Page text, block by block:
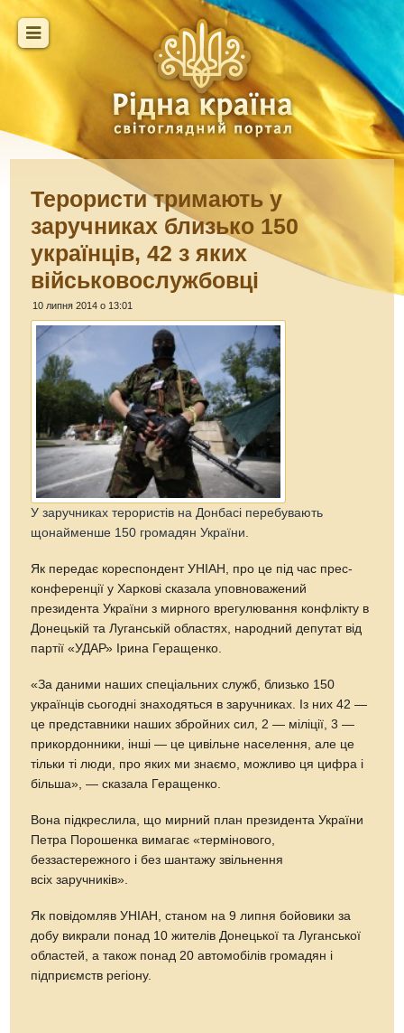
Терористи тримають у
заручниках близько 150
українців, 42 з яких
військовослужбовці
10 липня 2014 о 13:01
У заручниках терористів на Донбасі перебувають
щонайменше 150 громадян України.
Як передає кореспондент УНІАН, про це під час прес-
конференції у Харкові сказала уповноважений
президента України з мирного врегулювання конфлікту в
Донецькій та Луганській областях, народний депутат від
партії «УДАР» Ірина Геращенко.
«За даними наших спеціальних служб, близько 150
українців сьогодні знаходяться в заручниках. Із них 42 —
це представники наших збройних сил, 2 — міліції, 3 —
прикордонники, інші — це цивільне населення, але це
тільки ті люди, про яких ми знаємо, можливо ця цифра і
більша», — сказала Геращенко.
Вона підкреслила, що мирний план президента України
Петра Порошенка вимагає «термінового,
беззастережного і без шантажу звільнення
всіх заручників».
Як повідомляв УНІАН, станом на 9 липня бойовики за
добу викрали понад 10 жителів Донецької та Луганської
областей, а також понад 20 автомобілів громадян і
підприємств регіону.